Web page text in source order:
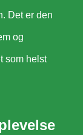
Det er den
og
som helst